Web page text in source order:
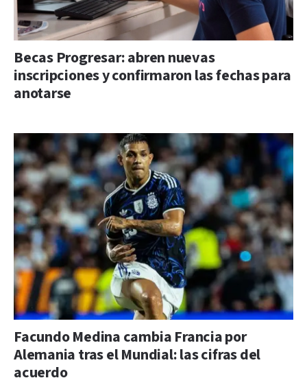
Becas Progresar: abren nuevas
inscripciones y confirmaron las fechas para
anotarse
Facundo Medina cambia Francia por
Alemania tras el Mundial: las cifras del
acuerdo